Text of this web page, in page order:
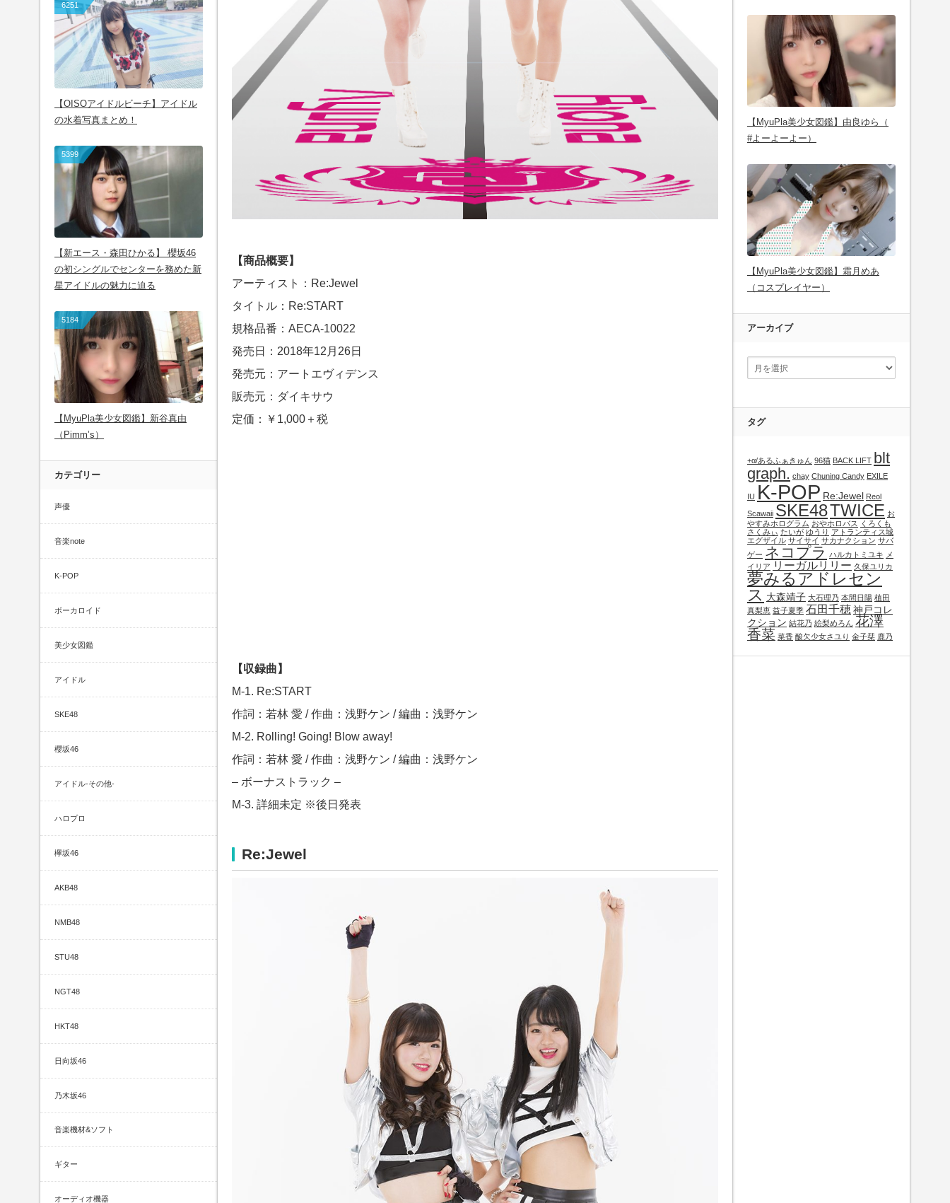
【商品概要】
アーティスト：Re:Jewel
タイトル：Re:START
規格品番：AECA-10022
発売日：2018年12月26日
発売元：アートエヴィデンス
販売元：ダイキサウ
定価：￥1,000＋税
【収録曲】
M-1. Re:START
作詞：若林 愛 / 作曲：浅野ケン / 編曲：浅野ケン
M-2. Rolling! Going! Blow away!
作詞：若林 愛 / 作曲：浅野ケン / 編曲：浅野ケン
– ボーナストラック –
M-3. 詳細未定 ※後日発表
Re:Jewel
6251
【OISOアイドルビーチ】アイドル
の水着写真まとめ！
5399
【新エース・森田ひかる】 櫻坂46
の初シングルでセンターを務めた新
星アイドルの魅力に迫る
5184
【MyuPla美少女図鑑】新谷真由
（Pimm’s）
カテゴリー
声優
音楽note
K-POP
ボーカロイド
美少女図鑑
アイドル
SKE48
櫻坂46
アイドル-その他-
ハロプロ
欅坂46
AKB48
NMB48
STU48
NGT48
HKT48
日向坂46
乃木坂46
音楽機材&ソフト
ギター
オーディオ機器
【MyuPla美少女図鑑】由良ゆら（
#よーよーよー）
【MyuPla美少女図鑑】霜月めあ
（コスプレイヤー）
アーカイブ
タグ
+α/あるふぁきゅん 96猫 BACK LIFT blt
graph. chay Chuning Candy EXILE
IU K-POP Re:Jewel Reol
Scawaii SKE48TWICE お
やすみホログラム おやホロバス
くろくも
さくみぃ たいが ゆうり アトランティス城
エグザイル サイサイ サカナクション サバ
ゲー ネコプラ ハルカトミユキ メ
イリア リーガルリリー 久保ユリカ
夢みるアドレセン
ス 大森靖子 大石理乃 本間日陽 植田
真梨恵 益子夏季 石田千穂神戸コレ
クション 結花乃 絵梨めろん 花澤
香菜 菜香 酸欠少女さユり 金子栞 鹿乃